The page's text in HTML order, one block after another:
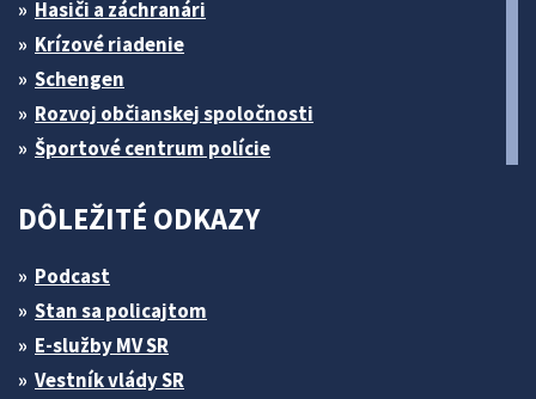
Hasiči a záchranári
Krízové riadenie
Schengen
Rozvoj občianskej spoločnosti
Športové centrum polície
DÔLEŽITÉ ODKAZY
Podcast
Stan sa policajtom
E-služby MV SR
Vestník vlády SR